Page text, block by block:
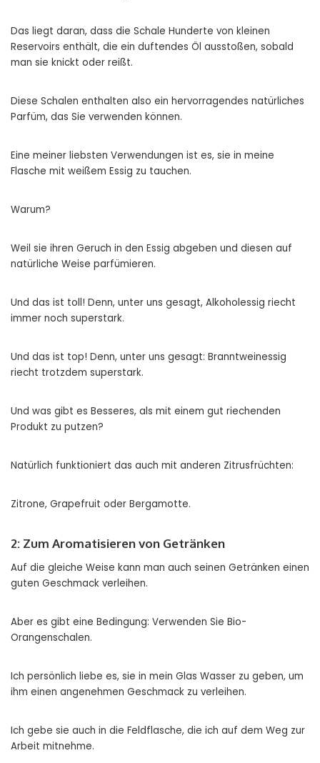
Das liegt daran, dass die Schale Hunderte von kleinen
Reservoirs enthält, die ein duftendes Öl ausstoßen, sobald
man sie knickt oder reißt.
Diese Schalen enthalten also ein hervorragendes natürliches
Parfüm, das Sie verwenden können.
Eine meiner liebsten Verwendungen ist es, sie in meine
Flasche mit weißem Essig zu tauchen.
Warum?
Weil sie ihren Geruch in den Essig abgeben und diesen auf
natürliche Weise parfümieren.
Und das ist toll! Denn, unter uns gesagt, Alkoholessig riecht
immer noch superstark.
Und das ist top! Denn, unter uns gesagt: Branntweinessig
riecht trotzdem superstark.
Und was gibt es Besseres, als mit einem gut riechenden
Produkt zu putzen?
Natürlich funktioniert das auch mit anderen Zitrusfrüchten:
Zitrone, Grapefruit oder Bergamotte.
2: Zum Aromatisieren von Getränken
Auf die gleiche Weise kann man auch seinen Getränken einen
guten Geschmack verleihen.
Aber es gibt eine Bedingung: Verwenden Sie Bio-
Orangenschalen.
Ich persönlich liebe es, sie in mein Glas Wasser zu geben, um
ihm einen angenehmen Geschmack zu verleihen.
Ich gebe sie auch in die Feldflasche, die ich auf dem Weg zur
Arbeit mitnehme.